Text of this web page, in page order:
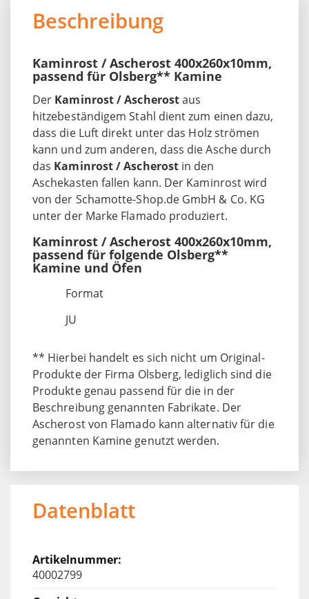
Beschreibung
Kaminrost / Ascherost 400x260x10mm,
passend für Olsberg** Kamine
Der Kaminrost / Ascherostaus
hitzebeständigem Stahl dient zum einen dazu,
dass die Luft direkt unter das Holz strömen
kann und zum anderen, dass die Asche durch
das Kaminrost / Ascherost in den
Aschekasten fallen kann. Der Kaminrost wird
von der Schamotte-Shop.de GmbH & Co. KG
unter der Marke Flamado produziert.
Kaminrost / Ascherost 400x260x10mm,
passend für folgende Olsberg**
Kamine und Öfen
Format
JU
** Hierbei handelt es sich nicht um Original-
Produkte der Firma Olsberg, lediglich sind die
Produkte genau passend für die in der
Beschreibung genannten Fabrikate. Der
Ascherost von Flamado kann alternativ für die
genannten Kamine genutzt werden.
Datenblatt
40002799